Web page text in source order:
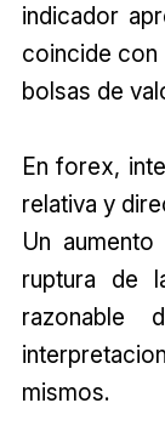
indicador
coincide con
bolsas de
En forex,
relativa y
Un
ruptura de
razonable
mismos.